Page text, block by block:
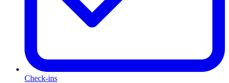
Check-ins